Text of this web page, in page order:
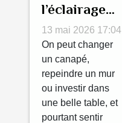
l’éclairage
façonne
l’ambiance :
le détail qui
change tout
dans une
déco
13 mai 2026 17:04
On peut changer
un canapé,
repeindre un mur
ou investir dans
une belle table, et
pourtant sentir